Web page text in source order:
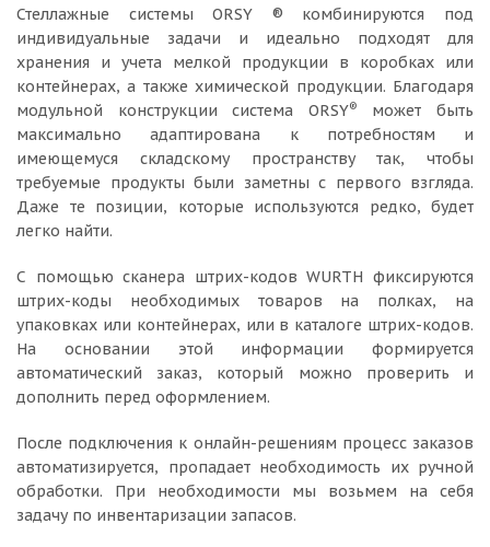
Стеллажные системы ORSY ® комбинируются под
индивидуальные задачи и идеально подходят для
хранения и учета мелкой продукции в коробках или
контейнерах, а также химической продукции. Благодаря
модульной конструкции система ORSY®
может быть
максимально адаптирована к потребностям и
имеющемуся складскому пространству так, чтобы
требуемые продукты были заметны с первого взгляда.
Даже те позиции, которые используются редко, будет
легко найти.
С помощью сканера штрих-кодов WURTH фиксируются
штрих-коды необходимых товаров на полках, на
упаковках или контейнерах, или в каталоге штрих-кодов.
На основании этой информации формируется
автоматический заказ, который можно проверить и
дополнить перед оформлением.
После подключения к онлайн-решениям процесс заказов
автоматизируется, пропадает необходимость их ручной
обработки. При необходимости мы возьмем на себя
задачу по инвентаризации запасов.